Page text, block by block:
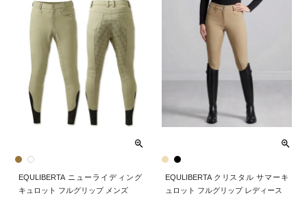
EQULIBERTA ニューライディング
キュロット フルグリップ メンズ
EQULIBERTA クリスタル サマーキ
ュロット フルグリップ レディース